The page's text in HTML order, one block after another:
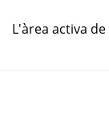
L'àrea activa